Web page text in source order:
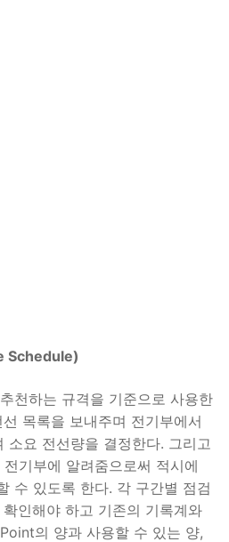
Schedule)
천하는 규격을 기준으로 사용한
목록을 보내주며 전기부에서
소요 전선량을 결정한다. 그리고
기부에 알려줌으로써 적시에
수 있도록 한다. 각 구간별 점검
인해야 하고 기존의 기록계와
의 양과 사용할 수 있는 양,